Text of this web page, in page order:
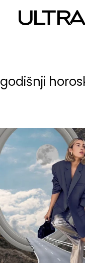
godišnji